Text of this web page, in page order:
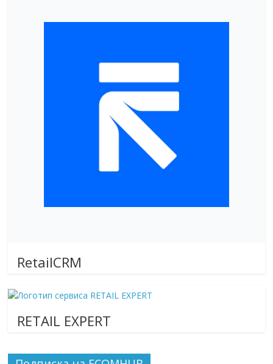
RetailCRM
RETAIL EXPERT